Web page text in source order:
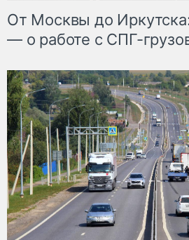
От Москвы до
— о работе с СПГ-